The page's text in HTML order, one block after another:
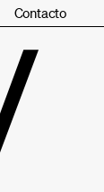
Contacto